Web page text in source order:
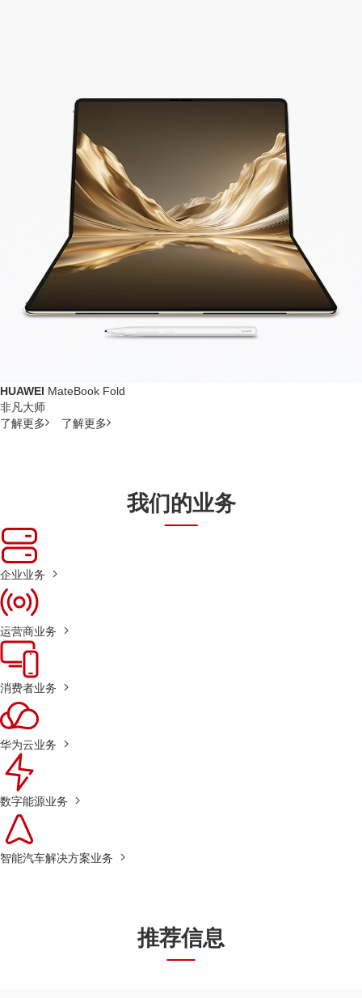
HUAWEI MateBook Fold
非凡大师
了解更多
了解更多
我们的业务
企业业务
运营商业务
消费者业务
华为云业务
数字能源业务
智能汽车解决方案业务
推荐信息